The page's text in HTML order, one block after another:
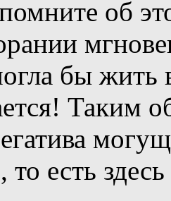
об
бы жить
Таким
есть